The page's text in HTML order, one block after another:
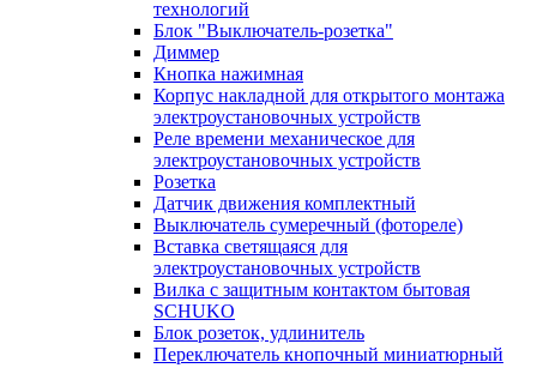
технологий
Блок "Выключатель-розетка"
Диммер
Кнопка нажимная
Корпус накладной для открытого монтажа
электроустановочных устройств
Реле времени механическое для
электроустановочных устройств
Розетка
Датчик движения комплектный
Выключатель сумеречный (фотореле)
Вставка светящаяся для
электроустановочных устройств
Вилка с защитным контактом бытовая
SCHUKO
Блок розеток, удлинитель
Переключатель кнопочный миниатюрный